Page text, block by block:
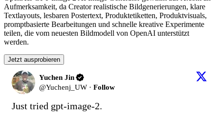
Aufmerksamkeit, da Creator realistische Bildgenerierungen, klare
Textlayouts, lesbaren Postertext, Produktetiketten, Produktvisuals,
promptbasierte Bearbeitungen und schnelle kreative Experimente
teilen, die vom neuesten Bildmodell von OpenAI unterstützt
werden.
Jetzt ausprobieren
Yuchen Jin
@Yuchenj_UW · Follow
Just tried gpt-image-2.